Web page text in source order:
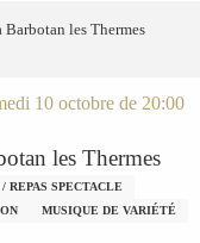
Barbotan les Thermes
10 octobre de 20:00
les Thermes
REPAS SPECTACLE
MUSIQUE DE VARIÉTÉ